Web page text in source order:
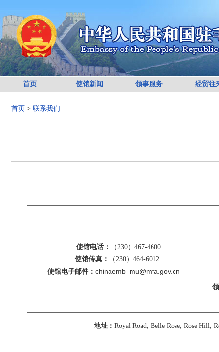
首页 使馆新闻 领事服务 经贸往
首页 > 联系我们
使馆电话： （230） 467-4600
使馆传真： （230） 464-6012
使馆电子邮件： chinaemb_mu@mfa.gov.cn
地址： Royal Road, Belle Rose, Rose Hill,